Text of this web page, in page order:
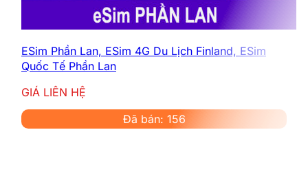
ESim Phần Lan, ESim 4G Du Lịch Finland, ESim
Quốc Tế Phần Lan
GIÁ LIÊN HỆ
Đã bán: 156